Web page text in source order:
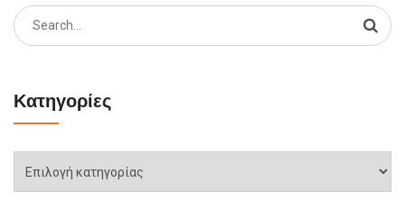
Search
for:
Κατηγορίες